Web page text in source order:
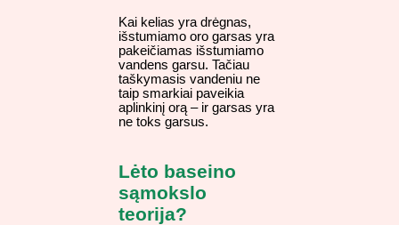
Kai kelias yra drėgnas,
išstumiamo oro garsas yra
pakeičiamas išstumiamo
vandens garsu. Tačiau
taškymasis vandeniu ne
taip smarkiai paveikia
aplinkinį orą – ir garsas yra
ne toks garsus.
Lėto baseino
sąmokslo
teorija?